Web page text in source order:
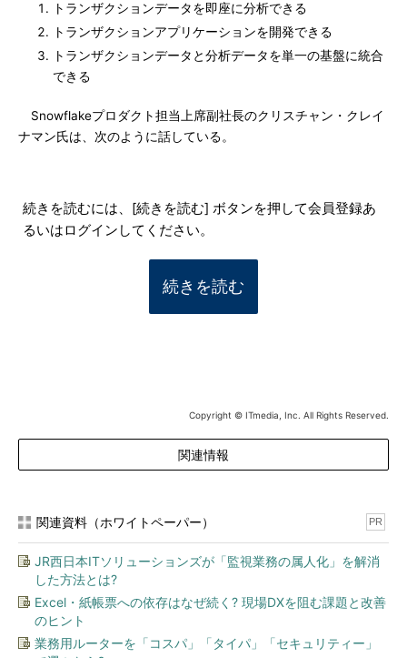
トランザクションデータを即座に分析できる
トランザクションアプリケーションを開発できる
トランザクションデータと分析データを単一の基盤に統合
できる
Snowflakeプロダクト担当上席副社長のクリスチャン・クレイ
ナマン氏は、次のように話している。
続きを読むには、[続きを読む] ボタンを押して会員登録あ
るいはログインしてください。
続きを読む
Copyright © ITmedia, Inc. All Rights Reserved.
関連情報
関連資料（ホワイトペーパー） PR
JR西日本ITソリューションズが「監視業務の属人化」を解消
した方法とは?
Excel・紙帳票への依存はなぜ続く? 現場DXを阻む課題と改善
のヒント
業務用ルーターを「コスパ」「タイパ」「セキュリティー」